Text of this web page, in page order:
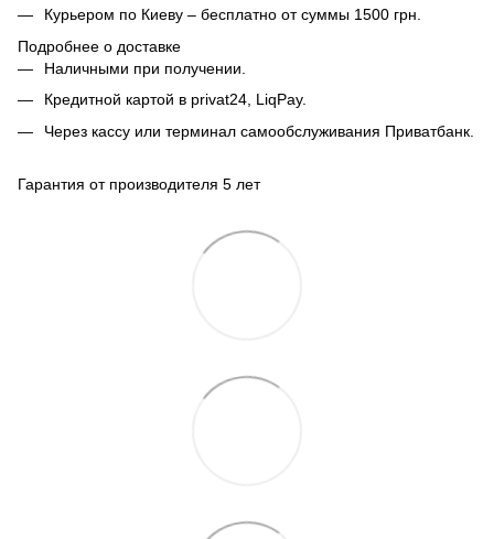
Курьером по Киеву – бесплатно от суммы 1500 грн.
Подробнее о доставке
Наличными при получении.
Кредитной картой в privat24, LiqPay.
Через кассу или терминал самообслуживания Приватбанк.
Гарантия от производителя 5 лет